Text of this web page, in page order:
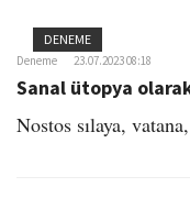
DENEME
Deneme 23.07.2023 08:18
Sanal ütopya
Nostos sılaya,